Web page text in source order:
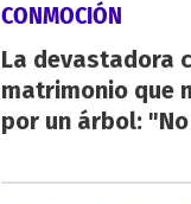
CONMOCIÓN
La devastadora
matrimonio que
por un árbol: